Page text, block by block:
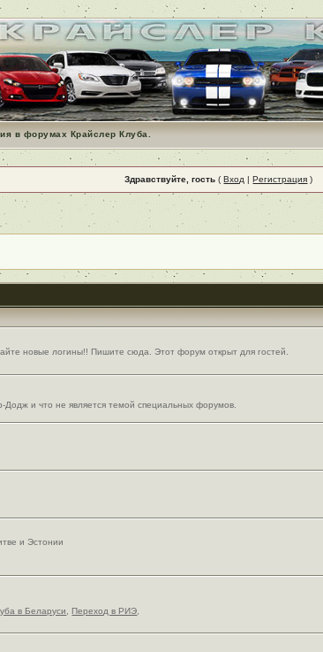
в форумах Крайслер Клуба.
Здравствуйте, гость (Вход |Регистрация )
новые логины!! Пишите сюда. Этот форум открыт для гостей.
и что не является темой специальных форумов.
и Эстонии
в Беларуси Переход в РИЭ